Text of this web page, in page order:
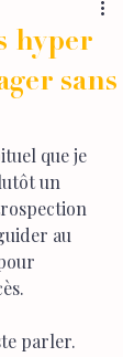
hyper
sans
que je
un
au
parler.